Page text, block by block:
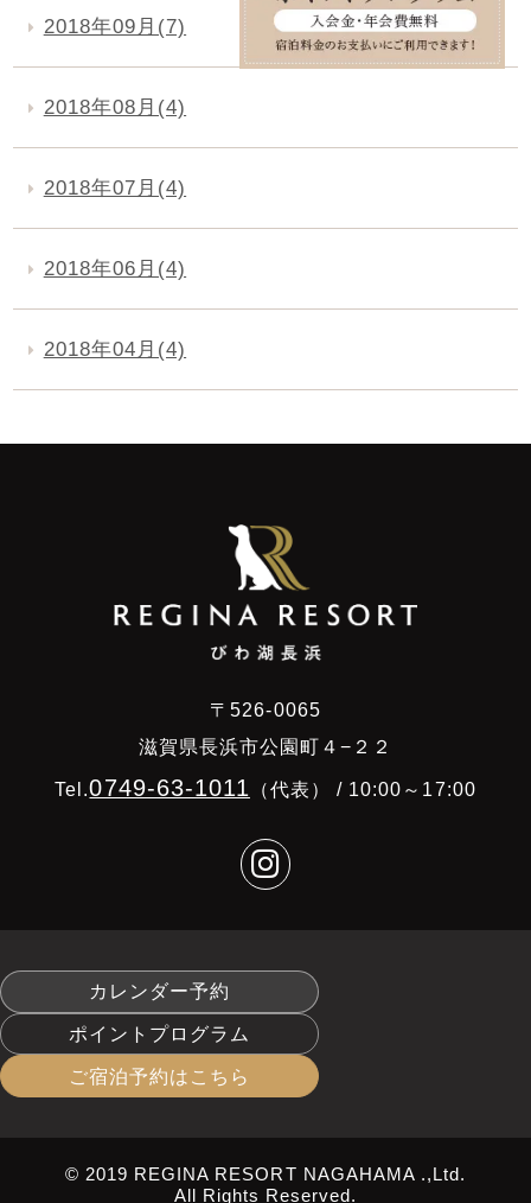
2018年09月(7)
2018年08月(4)
2018年07月(4)
2018年06月(4)
2018年04月(4)
〒526-0065
滋賀県長浜市公園町４−２２
Tel.0749-63-1011 （代表） / 10:00～17:00
カレンダー予約
ポイントプログラム
ご宿泊予約はこちら
© 2019 REGINA RESORT NAGAHAMA .,Ltd.
All Rights Reserved.